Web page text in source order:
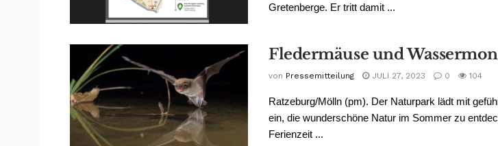
Gretenberge. Er tritt damit ...
Fledermäuse und
von Pressemitteilung JULI 27, 2023 0 104
Ratzeburg/Mölln (pm). Der Naturpark lädt mit
ein, die wunderschöne Natur im Sommer zu
Ferienzeit ...